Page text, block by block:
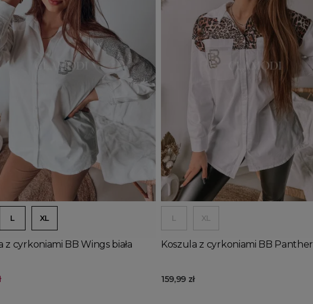
Dodaj do koszyka Dodaj do koszyka
L XL
z cyrkoniami BB Wings biała
L XL
Koszula z cyrkoniami BB Panther
159,99 zł